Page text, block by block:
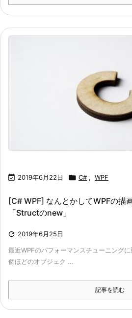
 2019年6月22日  C# , WPF
[C# WPF] なんとかしてWPFの描
「Structのnew」
 2019年6月25日
最近WPFのパフォーマンスチューニング
個ほどのオブジェク ...
記事を読む